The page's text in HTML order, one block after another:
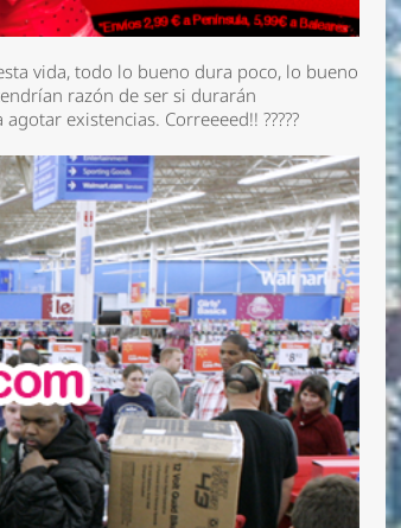
vida, todo lo bueno dura poco, lo bueno
razón de ser si durarán
existencias. Correeeed!! ?????